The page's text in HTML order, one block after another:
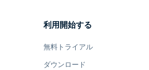
利用開始する
無料トライアル
ダウンロード